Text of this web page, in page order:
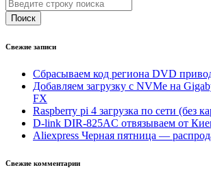
Поиск
Свежие записи
Сбрасываем код региона DVD
Добавляем загрузку с NVMe на
FX
Raspberry pi 4 загрузка по сети (без
D-link DIR-825AC отвязываем от
Aliexpress Черная пятница —
Свежие комментарии